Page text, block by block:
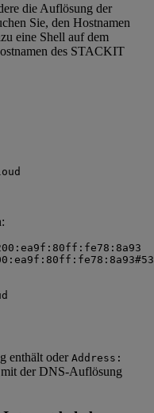
die Auflösung der
Sie, den Hostnamen
eine Shell auf dem
des STACKIT
enthält oder Address:
der DNS-Auflösung